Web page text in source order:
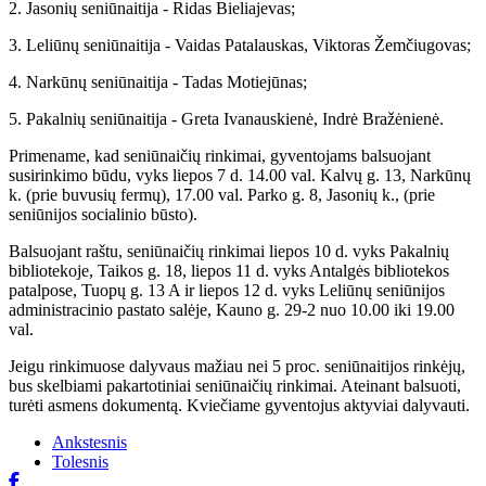
2. Jasonių seniūnaitija - Ridas Bieliajevas;
3. Leliūnų seniūnaitija - Vaidas Patalauskas, Viktoras Žemčiugovas;
4. Narkūnų seniūnaitija - Tadas Motiejūnas;
5. Pakalnių seniūnaitija - Greta Ivanauskienė, Indrė Bražėnienė.
Primename, kad seniūnaičių rinkimai, gyventojams balsuojant
susirinkimo būdu, vyks liepos 7 d. 14.00 val. Kalvų g. 13, Narkūnų
k. (prie buvusių fermų), 17.00 val. Parko g. 8, Jasonių k., (prie
seniūnijos socialinio būsto).
Balsuojant raštu, seniūnaičių rinkimai liepos 10 d. vyks Pakalnių
bibliotekoje, Taikos g. 18, liepos 11 d. vyks Antalgės bibliotekos
patalpose, Tuopų g. 13 A ir liepos 12 d. vyks Leliūnų seniūnijos
administracinio pastato salėje, Kauno g. 29-2 nuo 10.00 iki 19.00
val.
Jeigu rinkimuose dalyvaus mažiau nei 5 proc. seniūnaitijos rinkėjų,
bus skelbiami pakartotiniai seniūnaičių rinkimai. Ateinant balsuoti,
turėti asmens dokumentą. Kviečiame gyventojus aktyviai dalyvauti.
Ankstesnis
Tolesnis